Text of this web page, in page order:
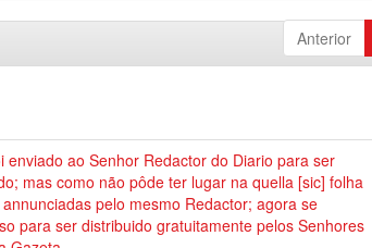
Anterior
enviado ao Senhor Redactor do Diario para ser
mas como não pôde ter lugar na quella [sic] folha
pelo mesmo Redactor; agora se
para ser distribuido gratuitamente pelos Senhores